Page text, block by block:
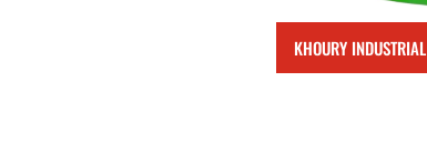
KHOURY INDUSTRIAL